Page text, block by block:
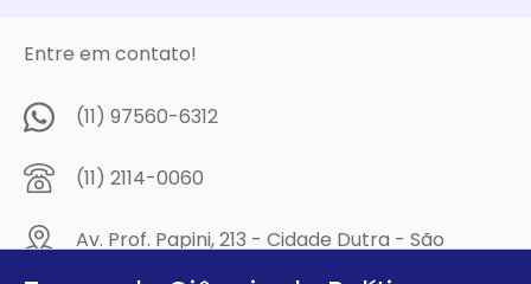
Entre em contato!
(11) 97560-6312
(11) 2114-0060
Av. Prof. Papini, 213 - Cidade Dutra - São